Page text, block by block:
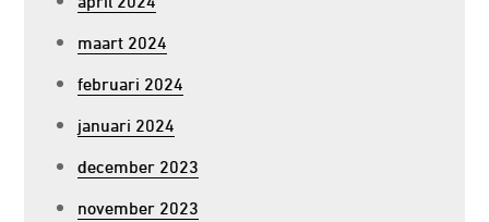
maart 2024
februari 2024
januari 2024
december 2023
november 2023